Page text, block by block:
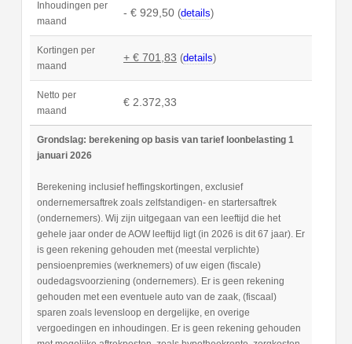
Inhoudingen per
maand
- € 929,50 (details)
Kortingen per
maand
+ € 701,83 (details)
Netto per
maand
€ 2.372,33
Grondslag: berekening op basis van tarief loonbelasting 1
januari 2026
Berekening inclusief heffingskortingen, exclusief
ondernemersaftrek zoals zelfstandigen- en startersaftrek
(ondernemers). Wij zijn uitgegaan van een leeftijd die het
gehele jaar onder de AOW leeftijd ligt (in 2026 is dit 67 jaar). Er
is geen rekening gehouden met (meestal verplichte)
pensioenpremies (werknemers) of uw eigen (fiscale)
oudedagsvoorziening (ondernemers). Er is geen rekening
gehouden met een eventuele auto van de zaak, (fiscaal)
sparen zoals levensloop en dergelijke, en overige
vergoedingen en inhoudingen. Er is geen rekening gehouden